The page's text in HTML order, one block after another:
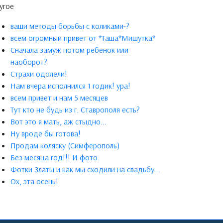
ваши методы борьбы с коликами-?
всем огромный привет от *Таша*Мишутка*
Сначала замуж потом ребенок или
наоборот?
Страхи одолели!
Нам вчера исполнился 1 годик! ура!
всем привет и нам 5 месяцев
Тут кто не будь из г. Ставрополя есть?
Вот это я мать, аж стыдно...
Ну вроде бы готова!
Продам коляску (Симферополь)
Без месяца год!!! И фото.
Фотки Златы и как мы сходили на свадьбу...
Ох, эта осень!